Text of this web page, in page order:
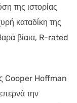
της ιστορίας
καταδίκη της
βίαια, R-rated
Cooper Hoffman
την